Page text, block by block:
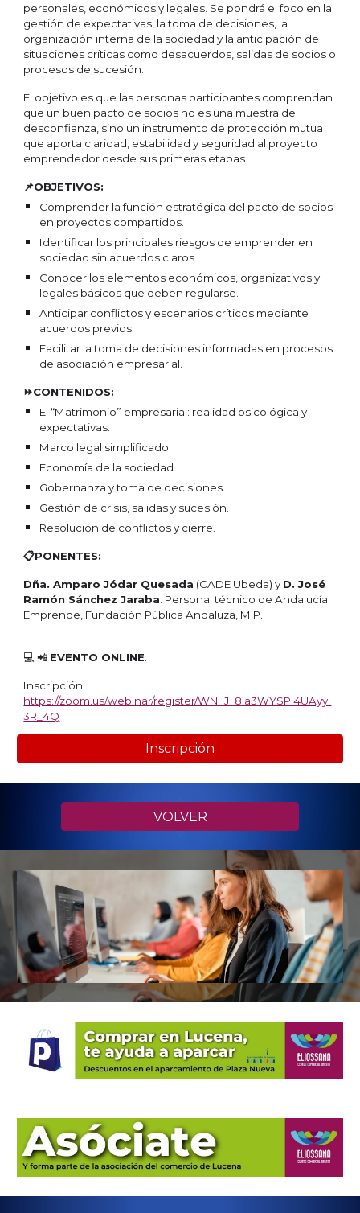
personales, económicos y legales. Se pondrá el foco en la
gestión de expectativas, la toma de decisiones, la
organización interna de la sociedad y la anticipación de
situaciones críticas como desacuerdos, salidas de socios o
procesos de sucesión.
El objetivo es que las personas participantes comprendan
que un buen pacto de socios no es una muestra de
desconfianza, sino un instrumento de protección mutua
que aporta claridad, estabilidad y seguridad al proyecto
emprendedor desde sus primeras etapas.
📌OBJETIVOS:
Comprender la función estratégica del pacto de socios
en proyectos compartidos.
Identificar los principales riesgos de emprender en
sociedad sin acuerdos claros.
Conocer los elementos económicos, organizativos y
legales básicos que deben regularse.
Anticipar conflictos y escenarios críticos mediante
acuerdos previos.
Facilitar la toma de decisiones informadas en procesos
de asociación empresarial.
⏩CONTENIDOS:
El “Matrimonio” empresarial: realidad psicológica y
expectativas.
Marco legal simplificado.
Economía de la sociedad.
Gobernanza y toma de decisiones.
Gestión de crisis, salidas y sucesión.
Resolución de conflictos y cierre.
📋PONENTES:
Dña. Amparo Jódar Quesada (CADE Ubeda) y D. José
Ramón Sánchez Jaraba . Personal técnico de Andalucía
Emprende, Fundación Pública Andaluza, M.P.
💻 📲 EVENTO ONLINE
Inscripción:
https://zoom.us/webinar/register/WN_J_8la3WYSPi4UAyyI
3R_4Q
Inscripción
VOLVER